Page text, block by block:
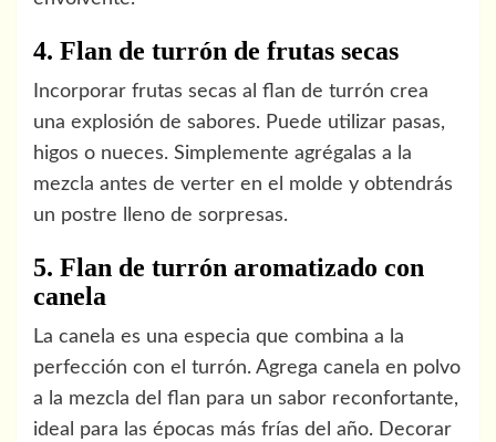
4. Flan de turrón de frutas secas
Incorporar frutas secas al flan de turrón crea
una explosión de sabores. Puede utilizar pasas,
higos o nueces. Simplemente agrégalas a la
mezcla antes de verter en el molde y obtendrás
un postre lleno de sorpresas.
5. Flan de turrón aromatizado con
canela
La canela es una especia que combina a la
perfección con el turrón. Agrega canela en polvo
a la mezcla del flan para un sabor reconfortante,
ideal para las épocas más frías del año. Decorar